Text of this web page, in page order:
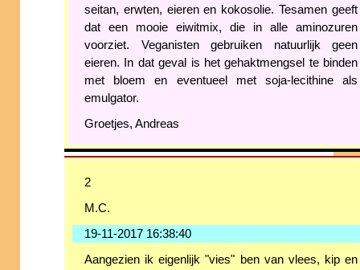
seitan, erwten, eieren en kokosolie. Tesamen geeft
dat een mooie eiwitmix, die in alle aminozuren
voorziet. Veganisten gebruiken natuurlijk geen
eieren. In dat geval is het gehaktmengsel te binden
met bloem en eventueel met soja-lecithine als
emulgator.
Groetjes, Andreas
2
M.C.
19-11-2017 16:38:40
Aangezien ik eigenlijk "vies" ben van vlees, kip en